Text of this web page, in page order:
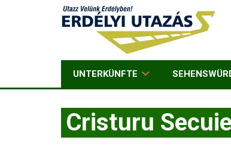
UNTERKÜNFTE
Cristuru